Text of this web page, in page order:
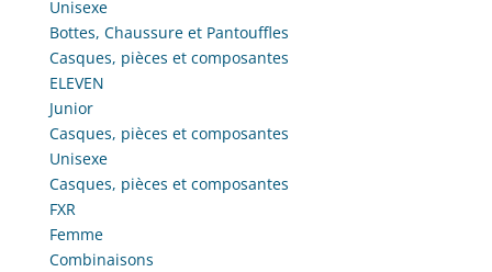
Unisexe
Bottes, Chaussure et Pantouffles
Casques, pièces et composantes
ELEVEN
Junior
Casques, pièces et composantes
Unisexe
Casques, pièces et composantes
FXR
Femme
Combinaisons